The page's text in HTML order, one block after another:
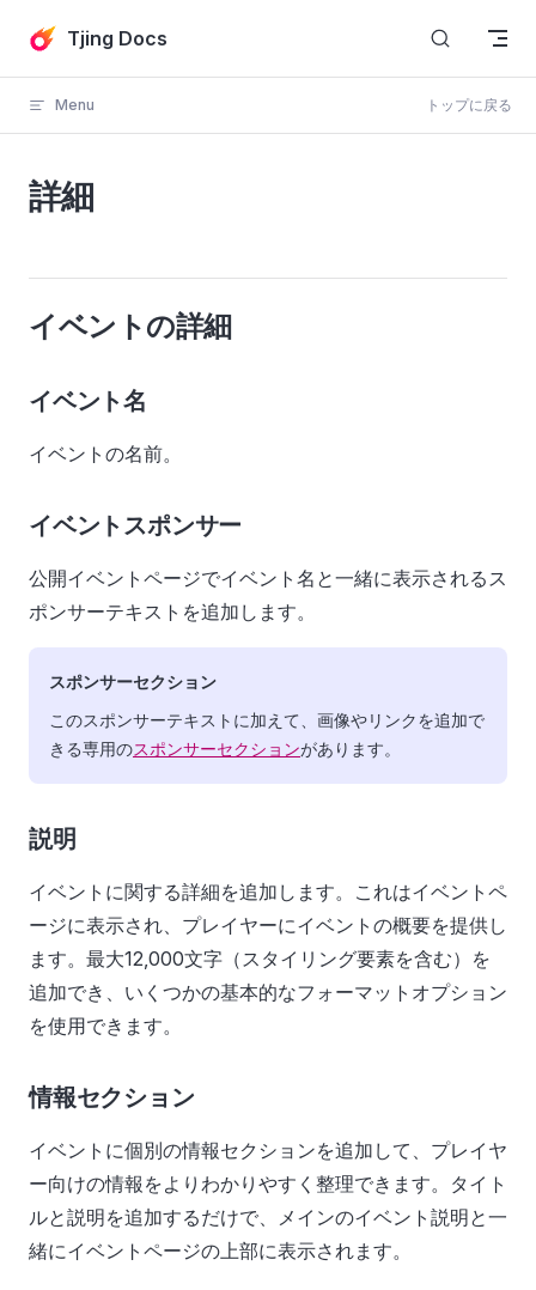
Skip to content
Tjing Docs
Menu トップに戻る
詳細
イベントの詳細
イベント名
イベントの名前。
イベントスポンサー
公開イベントページでイベント名と一緒に表示されるス
ポンサーテキストを追加します。
スポンサーセクション
このスポンサーテキストに加えて、画像やリンクを追加で
きる専用のスポンサーセクションがあります。
説明
イベントに関する詳細を追加します。これはイベントペ
ージに表示され、プレイヤーにイベントの概要を提供し
ます。最大12,000文字（スタイリング要素を含む）を
追加でき、いくつかの基本的なフォーマットオプション
を使用できます。
情報セクション
イベントに個別の情報セクションを追加して、プレイヤ
ー向けの情報をよりわかりやすく整理できます。タイト
ルと説明を追加するだけで、メインのイベント説明と一
緒にイベントページの上部に表示されます。